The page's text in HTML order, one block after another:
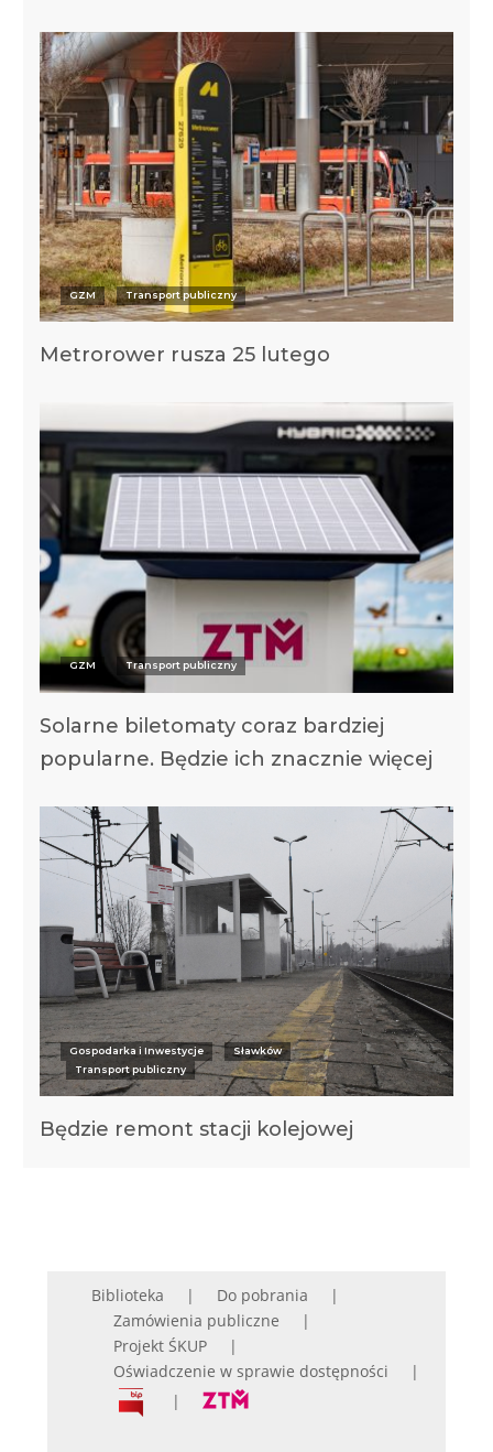
GZM Transport publiczny
Metrorower rusza 25 lutego
GZM Transport publiczny
Solarne biletomaty coraz bardziej
popularne. Będzie ich znacznie więcej
Gospodarka i Inwestycje
Sławków
Transport publiczny
Będzie remont stacji kolejowej
Biblioteka
Do pobrania
Zamówienia publiczne
Projekt ŚKUP
Oświadczenie w sprawie dostępności